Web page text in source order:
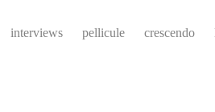
interviews pellicule crescendo